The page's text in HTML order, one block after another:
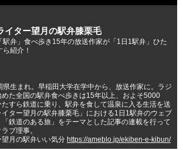
イター望月の駅弁膝栗毛
「駅弁」食べ歩き15年の放送作家が「1日1駅弁」ひた
ら紹介！
生まれ。早稲田大学在学中から、放送作家に。ラジ
た全国の駅弁食べ歩きは15年以上、およそ5000
すら鉄道に乗り、駅弁を食して温泉に入る生活を送
ター望月の駅弁膝栗毛」における1日1駅弁のウェブ
鉄道のある旅」をテーマとした記事の連載を行って
ブ理事。
月の駅弁いい気分 https://ameblo.jp/ekiben-e-kibun/